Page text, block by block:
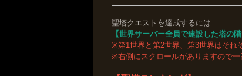
聖塔クエストを達成するには
【世界サーバー全員で建設した塔の階
※第1世界と第2世界、第3世界はそれ
※右側にスクロールがありますので一